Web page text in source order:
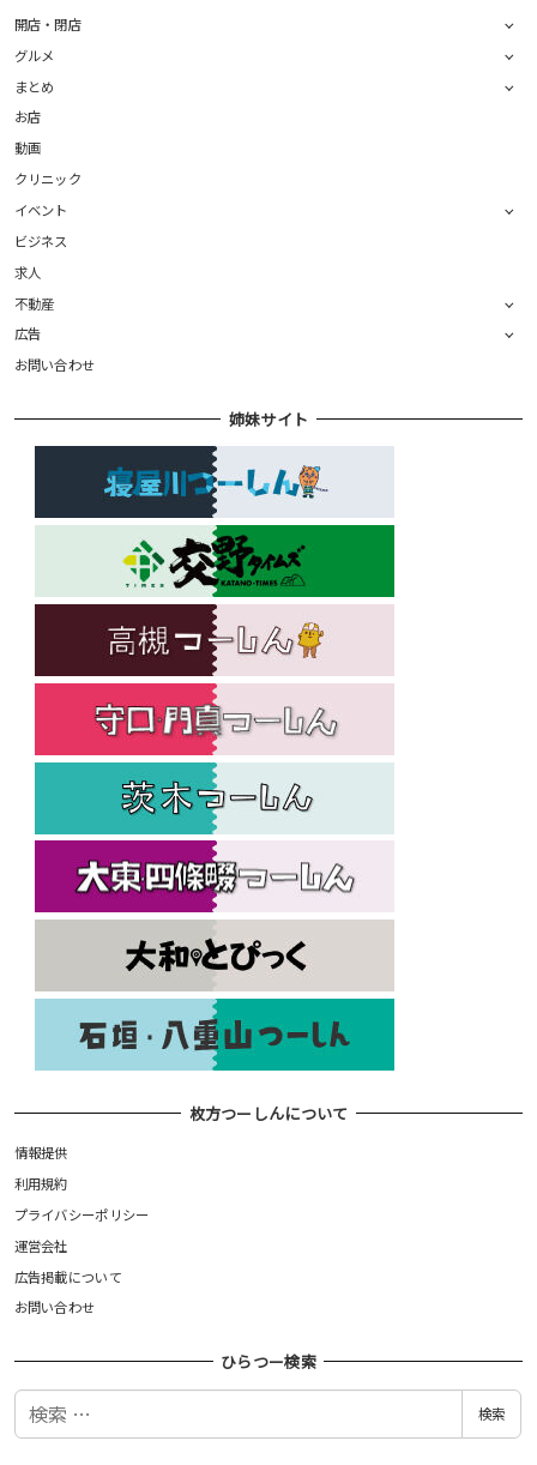
開店・閉店
グルメ
まとめ
お店
動画
クリニック
イベント
ビジネス
求人
不動産
広告
お問い合わせ
姉妹サイト
枚方つーしんについて
情報提供
利用規約
プライバシーポリシー
運営会社
広告掲載について
お問い合わせ
ひらつー検索
検
検索